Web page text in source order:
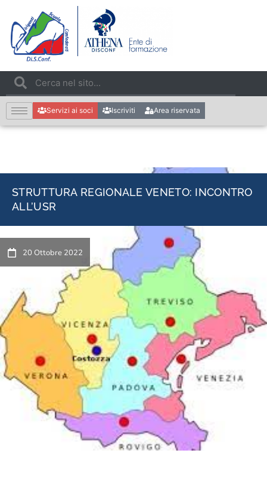
Servizi ai soci Iscriviti Area riservata
STRUTTURA REGIONALE VENETO: INCONTRO
ALL’USR
20 Ottobre 2022